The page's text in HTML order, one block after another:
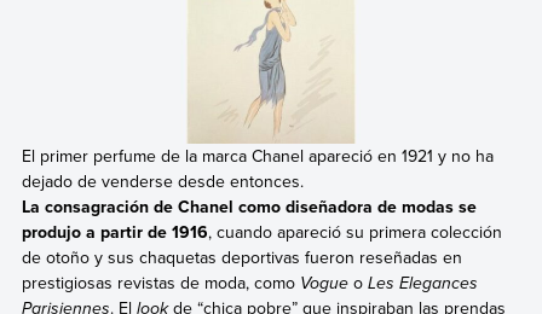
El primer perfume de la marca Chanel apareció en 1921 y no ha
dejado de venderse desde entonces.
La consagración de Chanel como diseñadora de modas se
produjo a partir de 1916, cuando apareció su primera colección
de otoño y sus chaquetas deportivas fueron reseñadas en
prestigiosas revistas de moda, como Vogueo Les Elegances
Parisiennes. El lookde “chica pobre” que inspiraban las prendas